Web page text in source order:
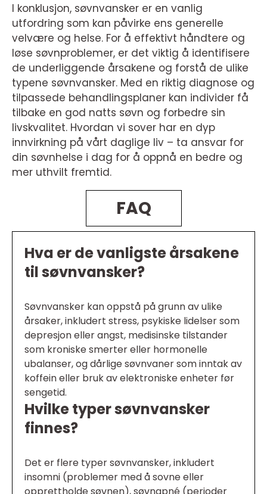
I konklusjon, søvnvansker er en vanlig
utfordring som kan påvirke ens generelle
velvære og helse. For å effektivt håndtere og
løse søvnproblemer, er det viktig å identifisere
de underliggende årsakene og forstå de ulike
typene søvnvansker. Med en riktig diagnose og
tilpassede behandlingsplaner kan individer få
tilbake en god natts søvn og forbedre sin
livskvalitet. Hvordan vi sover har en dyp
innvirkning på vårt daglige liv – ta ansvar for
din søvnhelse i dag for å oppnå en bedre og
mer uthvilt fremtid.
FAQ
Hva er de vanligste årsakene
til søvnvansker?
Søvnvansker kan oppstå på grunn av ulike
årsaker, inkludert stress, psykiske lidelser som
depresjon eller angst, medisinske tilstander
som kroniske smerter eller hormonelle
ubalanser, og dårlige søvnvaner som inntak av
koffein eller bruk av elektroniske enheter før
sengetid.
Hvilke typer søvnvansker
finnes?
Det er flere typer søvnvansker, inkludert
insomni (problemer med å sovne eller
opprettholde søvnen), søvnapné (perioder